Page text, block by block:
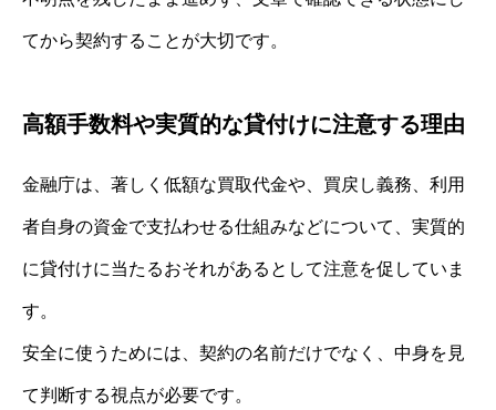
てから契約することが大切です。
高額手数料や実質的な貸付けに注意する理由
金融庁は、著しく低額な買取代金や、買戻し義務、利用
者自身の資金で支払わせる仕組みなどについて、実質的
に貸付けに当たるおそれがあるとして注意を促していま
す。
安全に使うためには、契約の名前だけでなく、中身を見
て判断する視点が必要です。